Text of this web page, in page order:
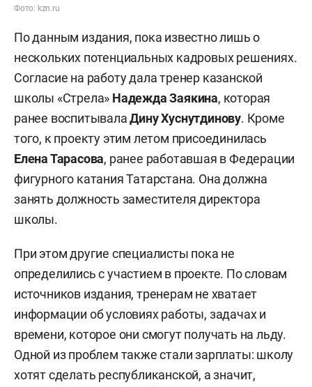
Фото: kzn.ru
По данным издания, пока известно лишь о
нескольких потенциальных кадровых решениях.
Согласие на работу дала тренер казанской
школы «Стрела» Надежда Заякина, которая
ранее воспитывалаДину Хуснутдинову. Кроме
того, к проекту этим летом присоединилась
Елена Тарасова, ранее работавшая в Федерации
фигурного катания Татарстана. Она должна
занять должность заместителя директора
школы.
При этом другие специалисты пока не
определились с участием в проекте. По словам
источников издания, тренерам не хватает
информации об условиях работы, задачах и
времени, которое они смогут получать на льду.
Одной из проблем также стали зарплаты: школу
хотят сделать республиканской, а значит,